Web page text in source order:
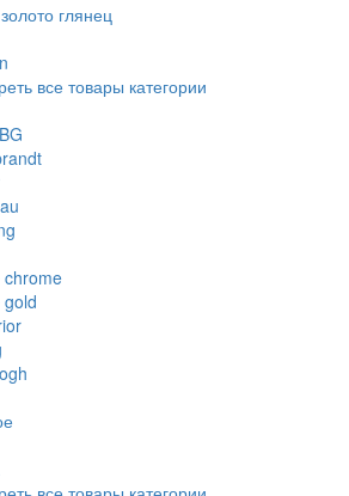
глянец
все товары категории
chrome